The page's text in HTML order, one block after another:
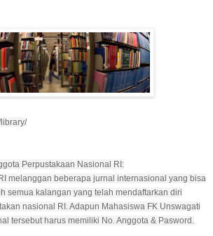
Perpustakaan Nasional RI:
melanggan beberapa jurnal internasional yang bisa
semua kalangan yang telah mendaftarkan diri
nasional RI. Adapun Mahasiswa FK Unswagati
tersebut harus memiliki No. Anggota & Pasword.